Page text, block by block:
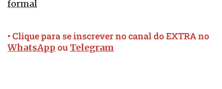
formal
• Clique para se inscrever no canal do EXTRA no
WhatsApp ou Telegram